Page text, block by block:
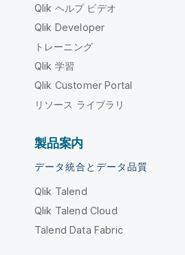
Qlik ヘルプ ビデオ
Qlik Developer
トレーニング
Qlik 学習
Qlik Customer Portal
リソース ライブラリ
製品案内
データ統合とデータ品質
Qlik Talend
Qlik Talend Cloud
Talend Data Fabric